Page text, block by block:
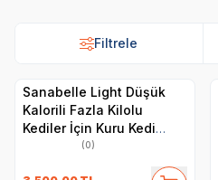
Filtrele
Sanabelle Light Düşük
Kalorili Fazla Kilolu
Kediler İçin Kuru Kedi
Maması 8 Kg
(0)